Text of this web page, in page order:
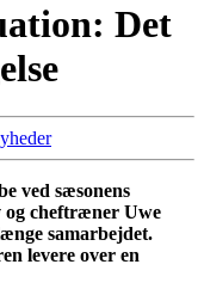
Det
ved sæsonens
og cheftræner Uwe
samarbejdet.
levere over en